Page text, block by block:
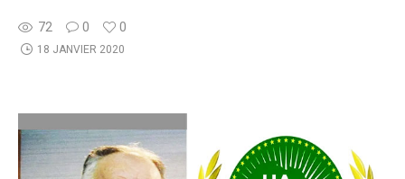
72 0 0
18 JANVIER 2020